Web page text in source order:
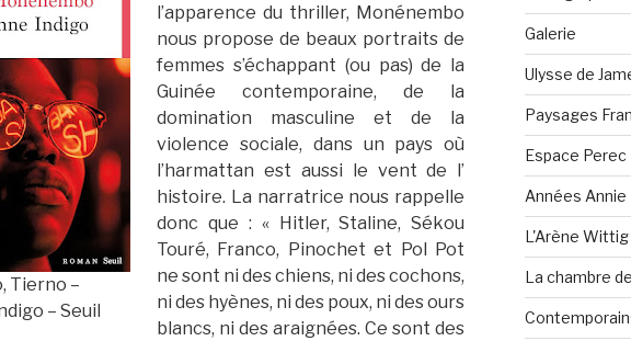
Tierno –
– Seuil
l’apparence du thriller, Monénembo
nous propose de beaux portraits de
femmes s’échappant (ou pas) de la
Guinée contemporaine, de la
domination masculine et de la
violence sociale, dans un pays où
l’harmattan est aussi le vent de l’
histoire. La narratrice nous rappelle
donc que : « Hitler, Staline, Sékou
Touré, Franco, Pinochet et Pol Pot
ne sont ni des chiens, ni des cochons,
ni des hyènes, ni des poux, ni des ours
blancs, ni des araignées. Ce sont des
Galerie
Ulysse de
Paysages
Espace Perec
Années Annie
L'Arène Wittig
La chambre